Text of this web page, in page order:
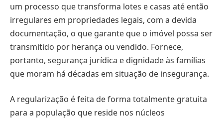
um processo que transforma lotes e casas até então
irregulares em propriedades legais, com a devida
documentação, o que garante que o imóvel possa ser
transmitido por herança ou vendido. Fornece,
portanto, segurança jurídica e dignidade às famílias
que moram há décadas em situação de insegurança.
A regularização é feita de forma totalmente gratuita
para a população que reside nos núcleos